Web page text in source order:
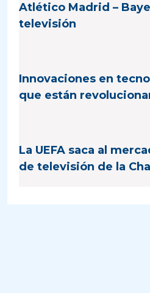
Atlético Madrid –
televisión
Innovaciones en
que están
La UEFA saca al
de televisión de la